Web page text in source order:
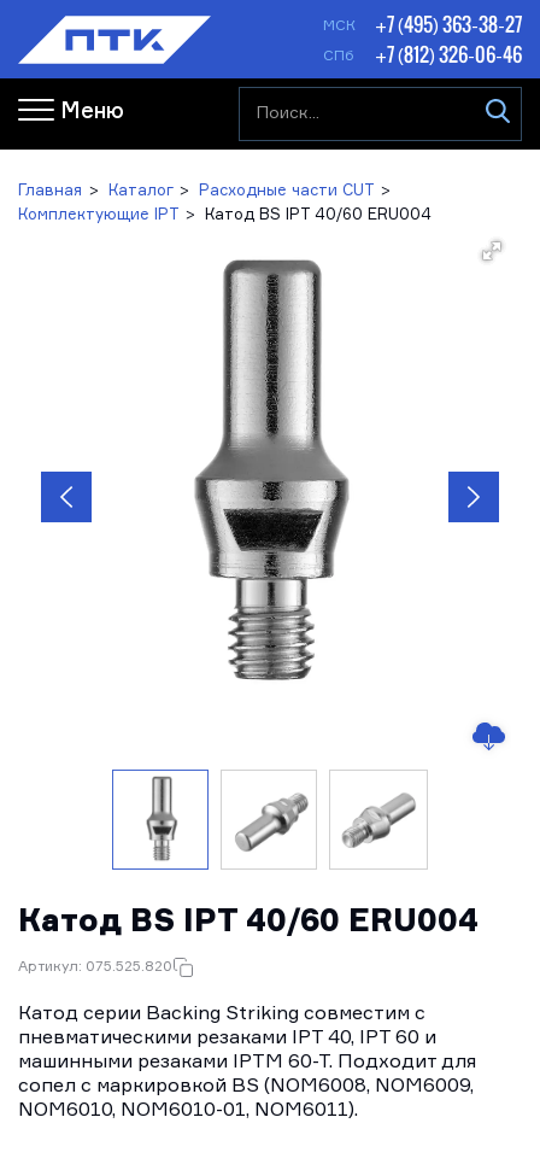
МСК +7 (495) 363-38-27
СПб +7 (812) 326-06-46
Меню
Главная Каталог
Расходные части CUT
Комплектующие IPT
Катод BS IPT 40/60 ERU004
Катод BS IPT 40/60 ERU004
Артикул: 075.525.820
Катод серии Backing Striking совместим с
пневматическими резаками IPT 40, IPT 60 и
машинными резаками IPTM 60-T. Подходит для
сопел с маркировкой BS (NOM6008, NOM6009,
NOM6010, NOM6010-01, NOM6011).